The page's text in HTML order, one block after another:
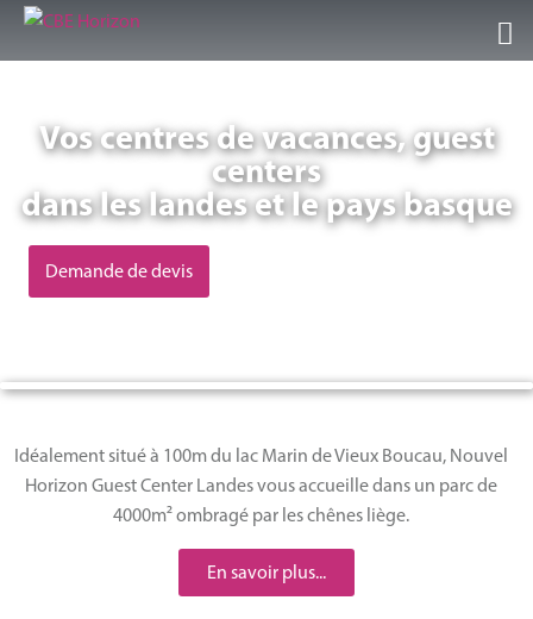
Nos Guest Center
Séjours/Activités
Contact
Français
Vos centres de vacances, guest
centers
dans les landes et le pays basque
Demande de devis
Idéalement situé à 100m du lac Marin de Vieux Boucau, Nouvel
Horizon Guest Center Landes vous accueille dans un parc de
4000m² ombragé par les chênes liège.
En savoir plus...